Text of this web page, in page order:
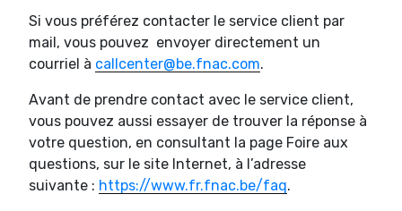
Si vous préférez contacter le service client par
mail, vous pouvez envoyer directement un
courriel à callcenter@be.fnac.com.
Avant de prendre contact avec le service client,
vous pouvez aussi essayer de trouver la réponse à
votre question, en consultant la page Foire aux
questions, sur le site Internet, à l’adresse
suivante : https://www.fr.fnac.be/faq.